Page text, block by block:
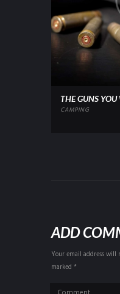
THE GUNS
CAMPING
ADD
Your email address will
marked *